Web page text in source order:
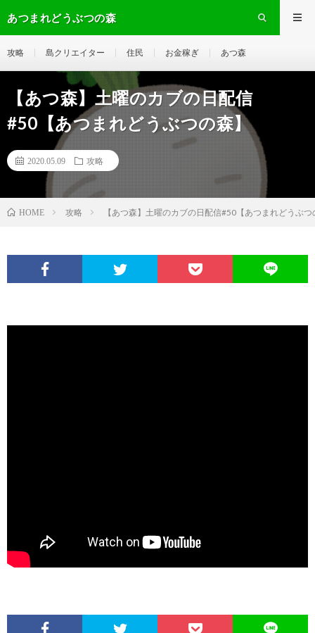
あつまれどうぶつの森
攻略 島クリエイター 住民 お金稼ぎ あつ森
【あつ森】土曜のカブの日配信
#50【あつまれどうぶつの森】
2020.05.09 攻略
HOME 攻略 【あつ森】土曜のカブの日配信#50【あつまれどうぶつ